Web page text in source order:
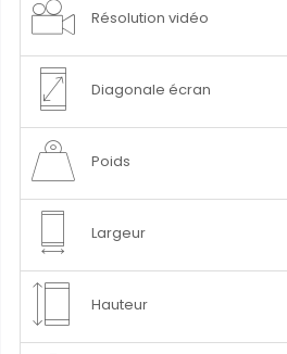
Résolution vidéo
Diagonale écran
Poids
Largeur
Hauteur